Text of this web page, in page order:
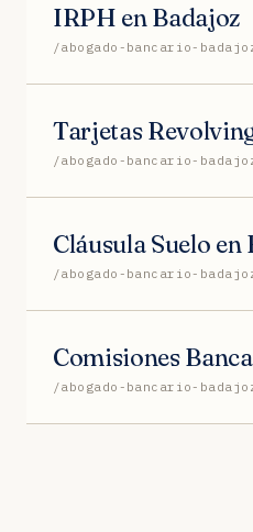
IRPH en Badajoz
/abogado-bancario-
Tarjetas
/abogado-bancario-
Cláusula Suelo en
/abogado-bancario-
Comisiones
/abogado-bancario-